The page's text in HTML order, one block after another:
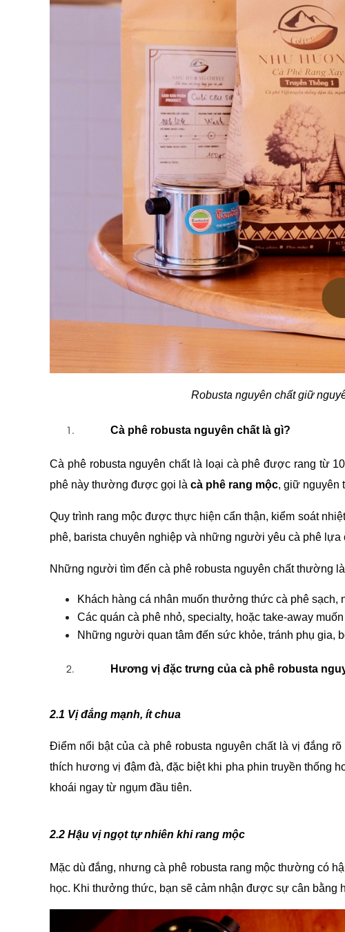
Robusta nguyên chất giữ
Cà phê robusta nguyên chất là gì?
Cà phê robusta nguyên chất là loại cà phê được rang từ
phê này thường được gọi là cà phê rang mộc, giữ nguyên
Quy trình rang mộc được thực hiện cẩn thận, kiểm soát
phê, barista chuyên nghiệp và những người yêu cà phê lựa
Những người tìm đến cà phê robusta nguyên chất thường
Khách hàng cá nhân muốn thưởng thức cà phê sạch,
Các quán cà phê nhỏ, specialty, hoặc take-away
Những người quan tâm đến sức khỏe, tránh phụ gia,
Hương vị đặc trưng của cà phê robusta
2.1 Vị đắng mạnh, ít chua
Điểm nổi bật của cà phê robusta nguyên chất là vị đắng
thích hương vị đậm đà, đặc biệt khi pha phin truyền thống
khoái ngay từ ngụm đầu tiên.
2.2 Hậu vị ngọt tự nhiên khi rang mộc
Mặc dù đắng, nhưng cà phê robusta rang mộc thường có
học. Khi thưởng thức, bạn sẽ cảm nhận được sự cân bằng